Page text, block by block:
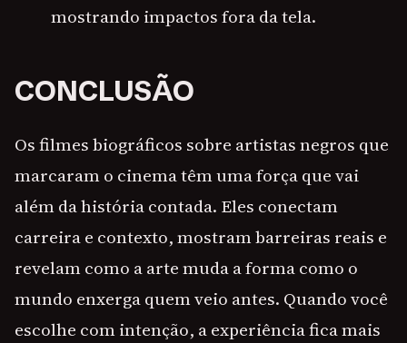
mostrando impactos fora da tela.
CONCLUSÃO
Os filmes biográficos sobre artistas negros que
marcaram o cinema têm uma força que vai
além da história contada. Eles conectam
carreira e contexto, mostram barreiras reais e
revelam como a arte muda a forma como o
mundo enxerga quem veio antes. Quando você
escolhe com intenção, a experiência fica mais